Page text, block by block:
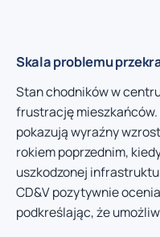
Skala problemu
Stan chodników w
frustrację
pokazują wyraźny
rokiem poprzednim,
uszkodzonej
CD&V pozytywnie
podkreślając, że